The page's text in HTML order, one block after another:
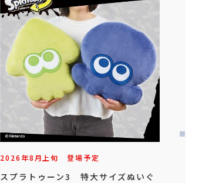
2026年8月上旬 登場予定
スプラトゥーン3 特大サイズぬいぐ